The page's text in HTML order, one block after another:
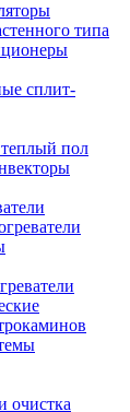
типа
сплит-
пол
очистка